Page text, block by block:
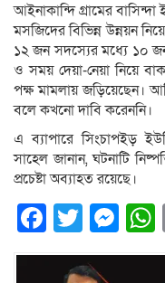
আইনাকান্দি গ্রামের
মসজিদের বিভিন্ন উন্নয়ন
১২ জন সদস্যের মধ্যে ১০
ও সময় দেয়া-নেয়া নিয়ে
পক্ষ মামলায় জড়িয়েছেন।
বলে কখনো দাবি করেননি।
এ ব্যাপারে সিংচাপইড়
সাহেল জানান, ঘটনাটি
প্রচেষ্টা অব্যাহত রয়েছে।